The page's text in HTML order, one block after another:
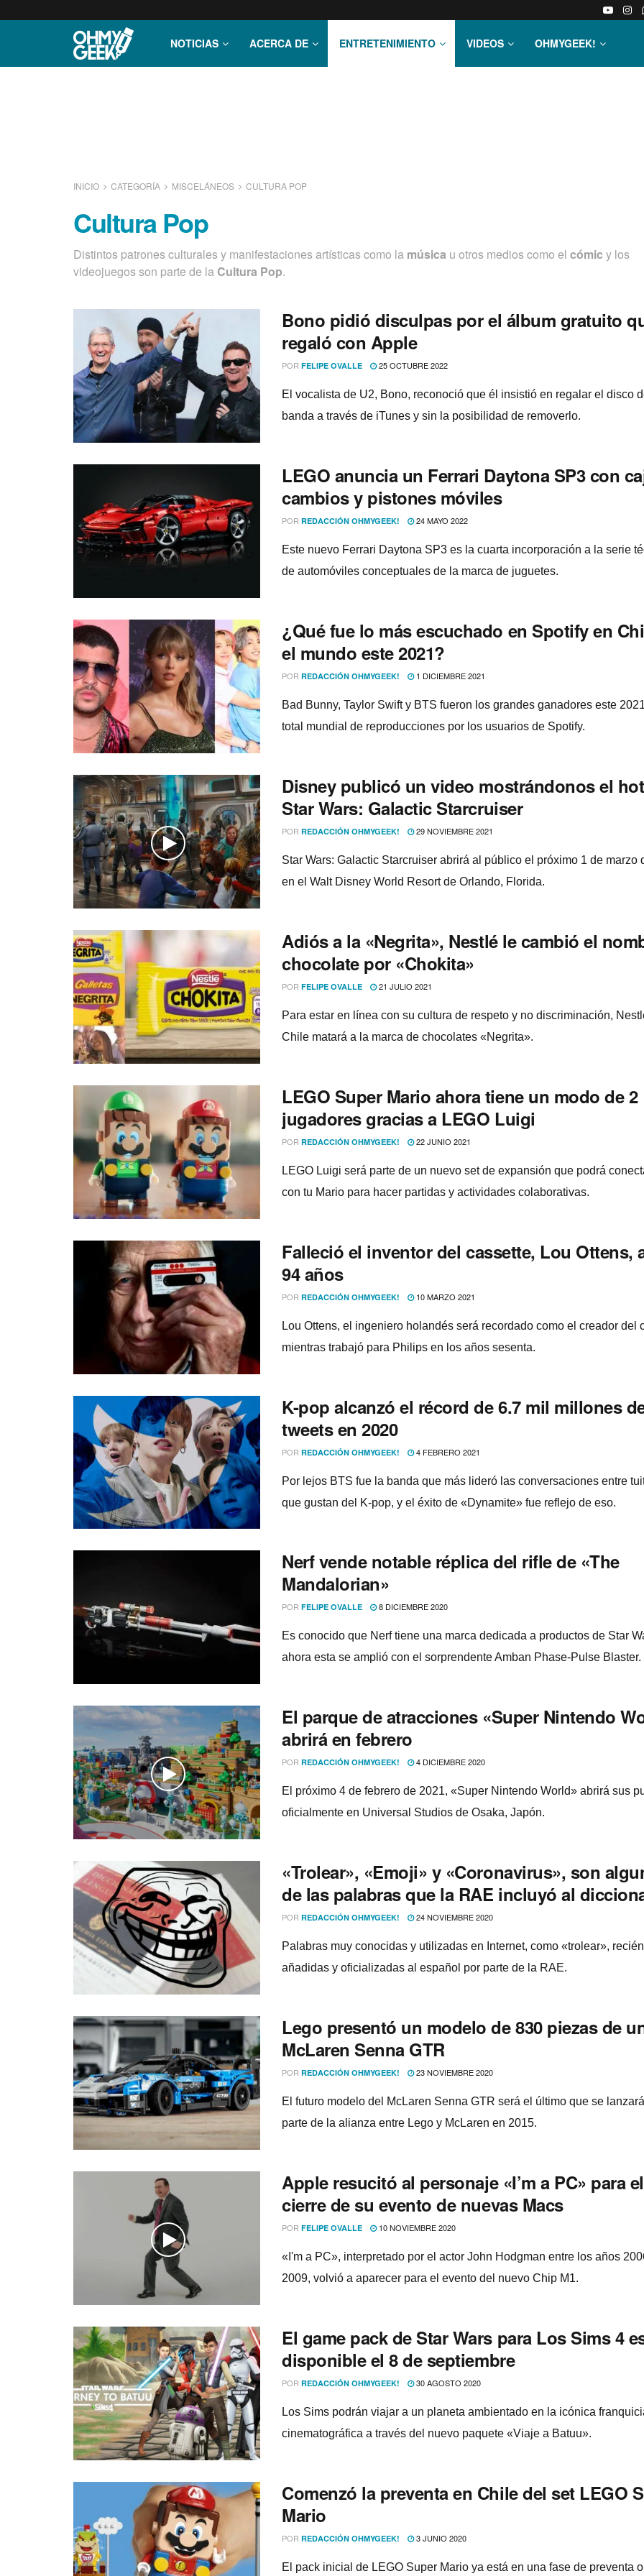
NOTICIAS ACERCA DE ENTRETENIMIENTO VIDEOS OHMYGEEK!
INICIO CATEGORÍA MISCELÁNEOS CULTURA POP
Cultura Pop
Distintos patrones culturales y manifestaciones artí­sticas como la música u otros medios como el cómic y los
videojuegos son parte de la Cultura Pop.
Bono pidió disculpas por el álbum gratuito
regaló con Apple
POR FELIPE OVALLE 25 OCTUBRE 2022
El vocalista de U2, Bono, reconoció que él insistió en regalar el disco
banda a través de iTunes y sin la posibilidad de removerlo.
LEGO anuncia un Ferrari Daytona SP3 con
cambios y pistones móviles
POR REDACCIÓN OHMYGEEK! 24 MAYO 2022
Este nuevo Ferrari Daytona SP3 es la cuarta incorporación a la serie
de automóviles conceptuales de la marca de juguetes.
¿Qué fue lo más escuchado en Spotify en
el mundo este 2021?
POR REDACCIÓN OHMYGEEK! 1 DICIEMBRE 2021
Bad Bunny, Taylor Swift y BTS fueron los grandes ganadores este
total mundial de reproducciones por los usuarios de Spotify.
Disney publicó un video mostrándonos el
Star Wars: Galactic Starcruiser
POR REDACCIÓN OHMYGEEK! 29 NOVIEMBRE 2021
Star Wars: Galactic Starcruiser abrirá al público el próximo 1 de marzo
en el Walt Disney World Resort de Orlando, Florida.
Adiós a la «Negrita», Nestlé le cambió el
chocolate por «Chokita»
POR FELIPE OVALLE 21 JULIO 2021
Para estar en línea con su cultura de respeto y no discriminación,
Chile matará a la marca de chocolates «Negrita».
LEGO Super Mario ahora tiene un modo de 2
jugadores gracias a LEGO Luigi
POR REDACCIÓN OHMYGEEK! 22 JUNIO 2021
LEGO Luigi será parte de un nuevo set de expansión que podrá
con tu Mario para hacer partidas y actividades colaborativas.
Falleció el inventor del cassette, Lou Ottens,
94 años
POR REDACCIÓN OHMYGEEK! 10 MARZO 2021
Lou Ottens, el ingeniero holandés será recordado como el creador del
mientras trabajó para Philips en los años sesenta.
K-pop alcanzó el récord de 6.7 mil millones
tweets en 2020
POR REDACCIÓN OHMYGEEK! 4 FEBRERO 2021
Por lejos BTS fue la banda que más lideró las conversaciones entre
que gustan del K-pop, y el éxito de «Dynamite» fue reflejo de eso.
Nerf vende notable réplica del rifle de «The
Mandalorian»
POR FELIPE OVALLE 8 DICIEMBRE 2020
Es conocido que Nerf tiene una marca dedicada a productos de Star
ahora esta se amplió con el sorprendente Amban Phase-Pulse Blaster.
El parque de atracciones «Super Nintendo
abrirá en febrero
POR REDACCIÓN OHMYGEEK! 4 DICIEMBRE 2020
El próximo 4 de febrero de 2021, «Super Nintendo World» abrirá sus
oficialmente en Universal Studios de Osaka, Japón.
«Trolear», «Emoji» y «Coronavirus», son
de las palabras que la RAE incluyó al
POR REDACCIÓN OHMYGEEK! 24 NOVIEMBRE 2020
Palabras muy conocidas y utilizadas en Internet, como «trolear»,
añadidas y oficializadas al español por parte de la RAE.
Lego presentó un modelo de 830 piezas de
McLaren Senna GTR
POR REDACCIÓN OHMYGEEK! 23 NOVIEMBRE 2020
El futuro modelo del McLaren Senna GTR será el último que se
parte de la alianza entre Lego y McLaren en 2015.
Apple resucitó al personaje «I’m a PC» para el
cierre de su evento de nuevas Macs
POR FELIPE OVALLE 10 NOVIEMBRE 2020
«I'm a PC», interpretado por el actor John Hodgman entre los años
2009, volvió a aparecer para el evento del nuevo Chip M1.
El game pack de Star Wars para Los Sims 4
disponible el 8 de septiembre
POR REDACCIÓN OHMYGEEK! 30 AGOSTO 2020
Los Sims podrán viajar a un planeta ambientado en la icónica
cinematográfica a través del nuevo paquete «Viaje a Batuu».
Comenzó la preventa en Chile del set LEGO
Mario
POR REDACCIÓN OHMYGEEK! 3 JUNIO 2020
El pack inicial de LEGO Super Mario ya está en una fase de preventa